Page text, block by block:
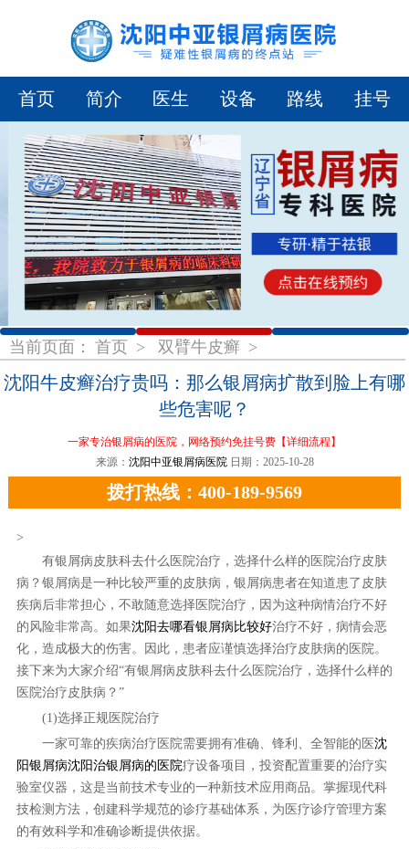
首页 简介 医生 设备 路线 挂号
1 2 3
当前页面： 首页 > 双臂牛皮癣 >
沈阳牛皮癣治疗贵吗：那么银屑病扩散到脸上有哪
些危害呢？
一家专治银屑病的医院，网络预约免挂号费 【详细流程】
来源： 沈阳中亚银屑病医院 日期：2025-10-28
拨打热线：400-189-9569
>
有银屑病皮肤科去什么医院治疗，选择什么样的医院治疗皮肤
病？银屑病是一种比较严重的皮肤病，银屑病患者在知道患了皮肤
疾病后非常担心，不敢随意选择医院治疗，因为这种病情治疗不好
的风险非常高。如果沈阳去哪看银屑病比较好治疗不好，病情会恶
化，造成极大的伤害。因此，患者应谨慎选择治疗皮肤病的医院。
接下来为大家介绍“有银屑病皮肤科去什么医院治疗，选择什么样的
医院治疗皮肤病？”
(1)选择正规医院治疗
一家可靠的疾病治疗医院需要拥有准确、锋利、全智能的医沈
阳银屑病沈阳治银屑病的医院疗设备项目，投资配置重要的治疗实
验室仪器，这是当前技术专业的一种新技术应用商品。掌握现代科
技检测方法，创建科学规范的诊疗基础体系，为医疗诊疗管理方案
的有效科学和准确诊断提供依据。